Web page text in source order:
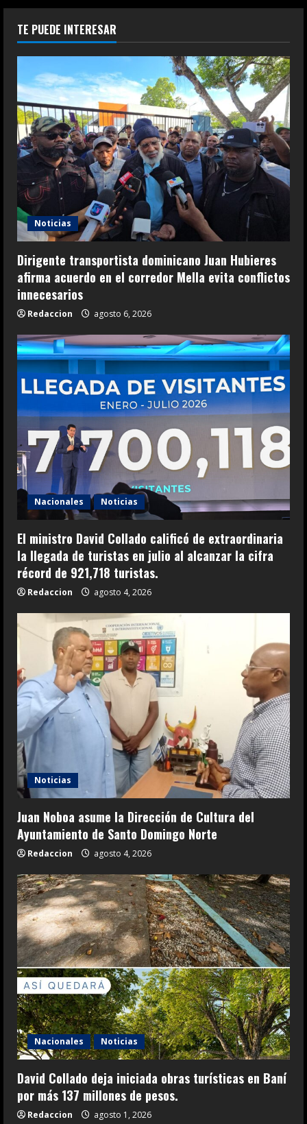
TE PUEDE INTERESAR
Noticias
Dirigente transportista dominicano Juan Hubieres
afirma acuerdo en el corredor Mella evita conflictos
innecesarios
Redaccion agosto 6, 2026
Nacionales Noticias
El ministro David Collado calificó de extraordinaria
la llegada de turistas en julio al alcanzar la cifra
récord de 921,718 turistas.
Redaccion agosto 4, 2026
Noticias
Juan Noboa asume la Dirección de Cultura del
Ayuntamiento de Santo Domingo Norte
Redaccion agosto 4, 2026
Nacionales Noticias
David Collado deja iniciada obras turísticas en Baní
por más 137 millones de pesos.
Redaccion agosto 1, 2026